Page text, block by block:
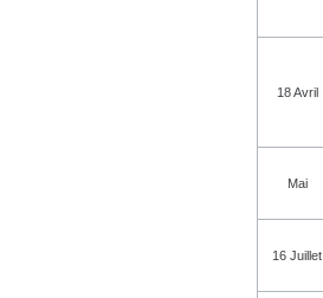
18 Avril
Mai
16 Juillet